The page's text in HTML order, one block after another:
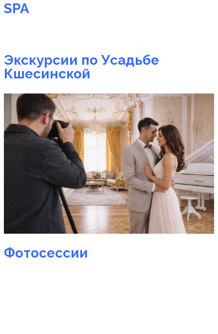
SPA
Экскурсии по Усадьбе
Кшесинской
Фотосессии